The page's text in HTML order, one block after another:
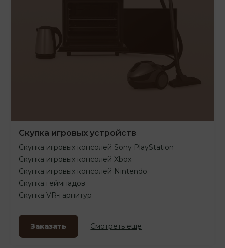
Скупка игровых устройств
Скупка игровых консолей Sony PlayStation
Скупка игровых консолей Xbox
Скупка игровых консолей Nintendo
Скупка геймпадов
Скупка VR-гарнитур
Заказать Смотреть еще